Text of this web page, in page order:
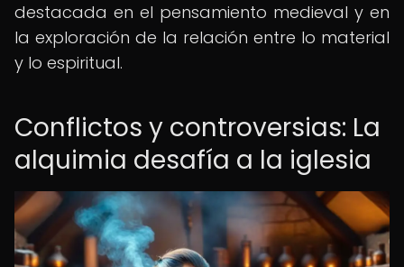
destacada en el pensamiento medieval y en
la exploración de la relación entre lo material
y lo espiritual.
Conflictos y controversias: La
alquimia desafía a la iglesia